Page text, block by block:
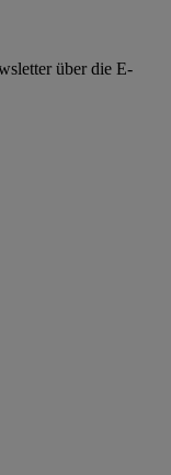
über die E-